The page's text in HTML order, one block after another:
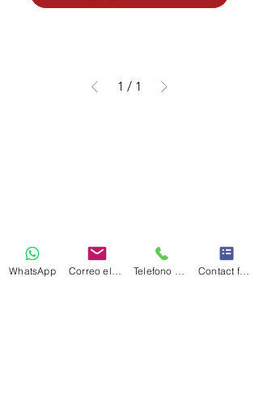
1 / 1
WhatsApp Contact form